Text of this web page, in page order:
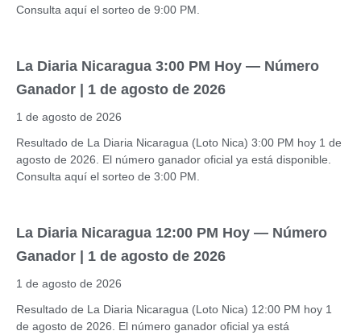
Consulta aquí el sorteo de 9:00 PM.
La Diaria Nicaragua 3:00 PM Hoy — Número
Ganador | 1 de agosto de 2026
1 de agosto de 2026
Resultado de La Diaria Nicaragua (Loto Nica) 3:00 PM hoy 1 de
agosto de 2026. El número ganador oficial ya está disponible.
Consulta aquí el sorteo de 3:00 PM.
La Diaria Nicaragua 12:00 PM Hoy — Número
Ganador | 1 de agosto de 2026
1 de agosto de 2026
Resultado de La Diaria Nicaragua (Loto Nica) 12:00 PM hoy 1
de agosto de 2026. El número ganador oficial ya está